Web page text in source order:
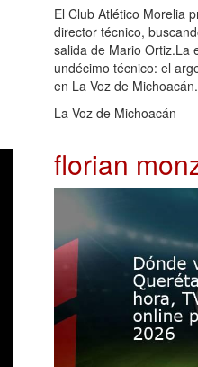
El Club Atlético Morelia
director técnico,
salida de Mario Ortiz.La
undécimo técnico: el
en La Voz de Michoacán.
La Voz de Michoacán
florian